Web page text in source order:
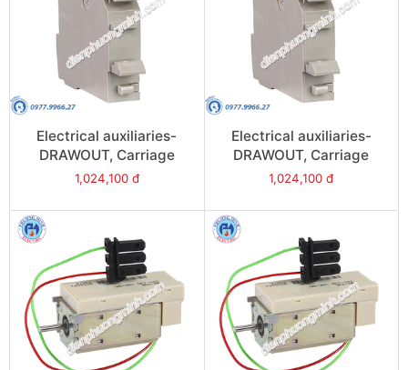
Electrical auxiliaries-
DRAWOUT, Carriage
switches, 1 test position
33752
1,024,100 đ
Electrical auxiliaries-
DRAWOUT, Carriage
switches, 1 connected
Model 33751
1,024,100 đ